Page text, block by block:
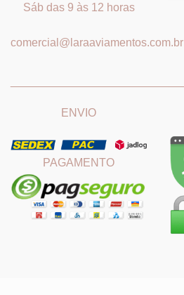
Sáb das 9 às 12 horas
comercial@laraaviamentos.com.br
ENVIO
PAGAMENTO